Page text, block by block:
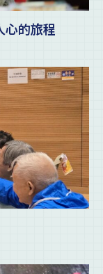
心的旅程